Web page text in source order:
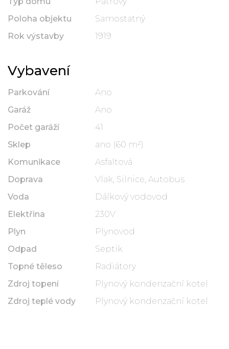
Poloha objektu
Samostatný
Rok výstavby
1919
Vybavení
Parkování
Ano
Garáž
Ano
Počet garáží
41
Sklep
ano (60 m²)
Komunikace
Asfaltová
Doprava
Vlak, Silnice, Autobus
Voda
Dálkový vodovod
Elektřina
230V
Plyn
Plynovod
Odpad
Septik
Topné těleso
Radiátory
Zdroj topení
Plynový kondenzační kotel
Zdroj teplé vody
Plynový kondenzační kotel